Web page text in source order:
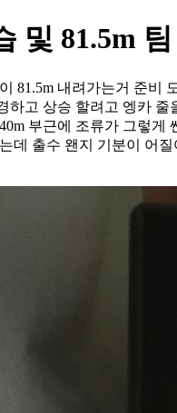
및 81.5m
81.5m 내려가는거 준비
하고 상승 할려고 엥카
부근에 조류가 그렇
데 출수 왠지 기분이 어